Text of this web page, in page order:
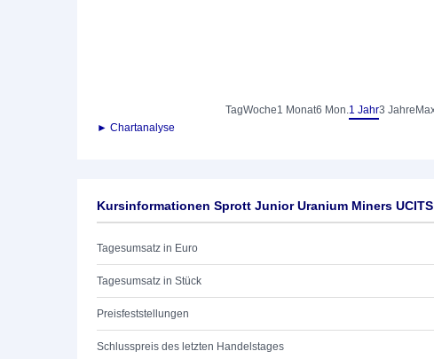
TagWoche1 Monat6 Mon.1 Jahr3 Jahre
► Chartanalyse
Kursinformationen Sprott Junior Uranium Miners
Tagesumsatz in Euro
Tagesumsatz in Stück
Preisfeststellungen
Schlusspreis des letzten Handelstages